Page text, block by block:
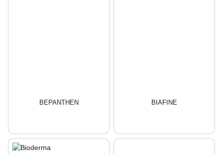
BEPANTHEN BIAFINE